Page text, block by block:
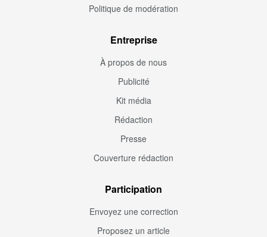
Politique de modération
Entreprise
À propos de nous
Publicité
Kit média
Rédaction
Presse
Couverture rédaction
Participation
Envoyez une correction
Proposez un article